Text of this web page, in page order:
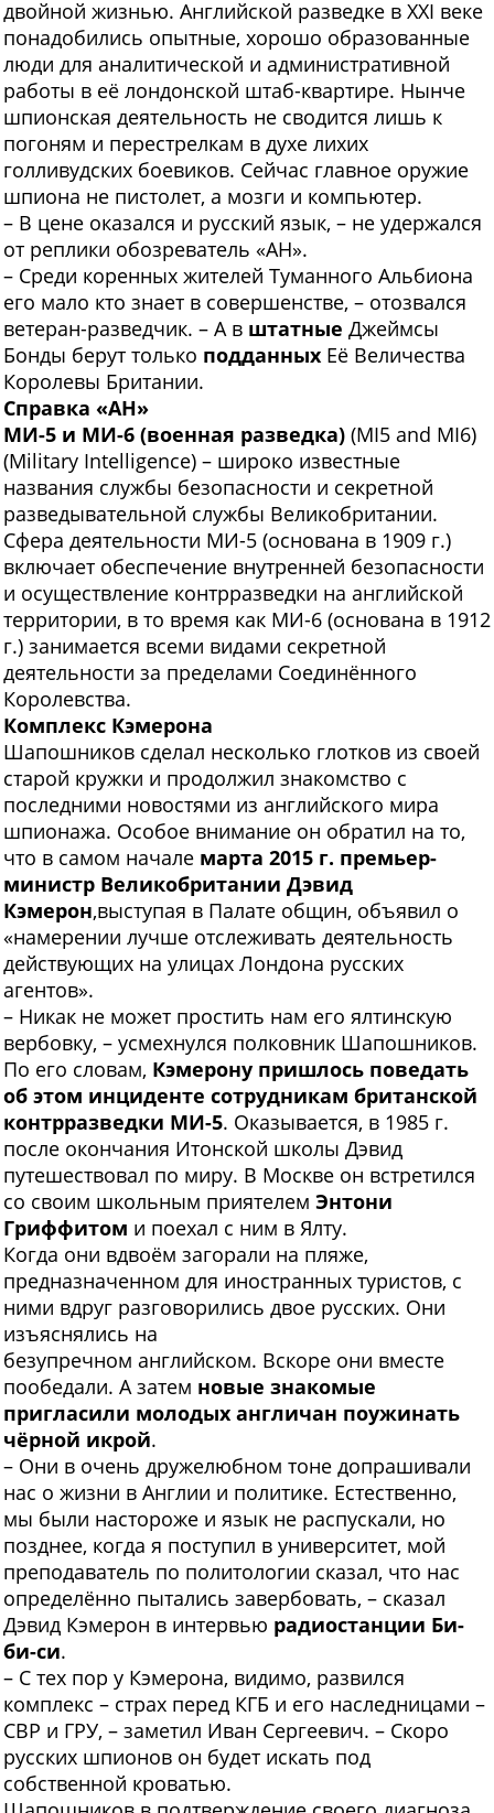
двойной жизнью. Английской разведке в XXI веке
понадобились опытные, хорошо образованные
люди для аналитической и административной
работы в её лондонской штаб-квартире. Нынче
шпионская деятельность не сводится лишь к
погоням и перестрелкам в духе лихих
голливудских боевиков. Сейчас главное оружие
шпиона не пистолет, а мозги и компьютер.
– В цене оказался и русский язык, – не удержался
от реплики обозреватель «АН».
– Среди коренных жителей Туманного Альбиона
его мало кто знает в совершенстве, – отозвался
ветеран-разведчик. – А в штатные Джеймсы
Бонды берут только подданных Её Величества
Королевы Британии.
Справка «АН»
МИ-5 и МИ-6 (военная разведка) (MI5 and MI6)
(Military Intelligence) – широко известные
названия службы безопасности и секретной
разведывательной службы Великобритании.
Сфера деятельности МИ-5 (основана в 1909 г.)
включает обеспечение внутренней безопасности
и осуществление контрразведки на английской
территории, в то время как МИ-6 (основана в 1912
г.) занимается всеми видами секретной
деятельности за пределами Соединённого
Королевства.
Комплекс Кэмерона
Шапошников сделал несколько глотков из своей
старой кружки и продолжил знакомство с
последними новостями из английского мира
шпионажа. Особое внимание он обратил на то,
что в самом начале марта 2015 г. премьер-
министр Великобритании Дэвид
Кэмерон,выступая в Палате общин, объявил о
«намерении лучше отслеживать деятельность
действующих на улицах Лондона русских
агентов».
– Никак не может простить нам его ялтинскую
вербовку, – усмехнулся полковник Шапошников.
По его словам, Кэмерону пришлось поведать
об этом инциденте сотрудникам британской
контрразведки MИ-5. Оказывается, в 1985 г.
после окончания Итонской школы Дэвид
путешествовал по миру. В Москве он встретился
со своим школьным приятелем Энтони
Гриффитом и поехал с ним в Ялту.
Когда они вдвоём загорали на пляже,
предназначенном для иностранных туристов, с
ними вдруг разговорились двое русских. Они
изъяснялись на
безупречном английском. Вскоре они вместе
пообедали. А затем новые знакомые
пригласили молодых англичан поужинать
чёрной икрой.
– Они в очень дружелюбном тоне допрашивали
нас о жизни в Англии и политике. Естественно,
мы были настороже и язык не распускали, но
позднее, когда я поступил в университет, мой
преподаватель по политологии сказал, что нас
определённо пытались завербовать, – сказал
Дэвид Кэмерон в интервью радиостанции Би-
би-си.
– С тех пор у Кэмерона, видимо, развился
комплекс – страх перед КГБ и его наследницами –
СВР и ГРУ, – заметил Иван Сергеевич. – Скоро
русских шпионов он будет искать под
собственной кроватью.